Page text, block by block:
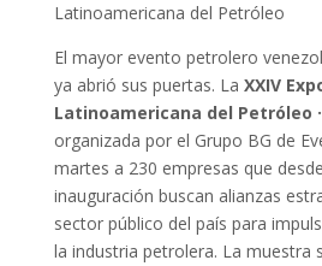
Latinoamericana del Petróleo
El mayor evento petrolero
ya abrió sus puertas. La XXIV
Latinoamericana del Petróleo ·
organizada por el Grupo BG de
martes a 230 empresas que
inauguración buscan alianzas
sector público del país para
la industria petrolera. La muestra